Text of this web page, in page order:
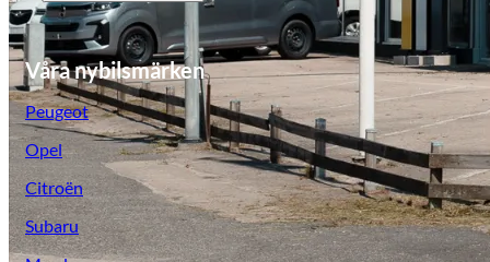
Våra nybilsmärken
Peugeot
Opel
Citroën
Subaru